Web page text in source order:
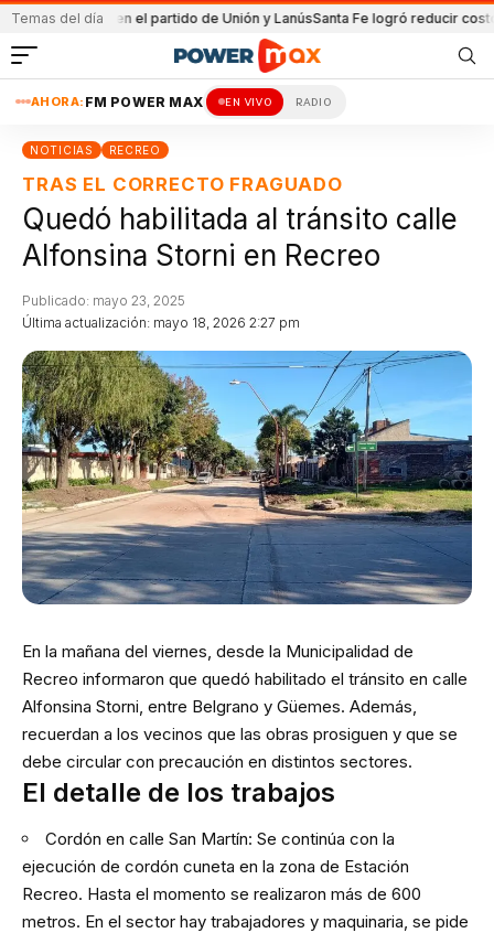
Temas del día
Detenida en el partido de Unión y Lanús Santa Fe logró reducir costo
AHORA: FM POWER MAX EN VIVO RADIO
NOTICIAS RECREO
TRAS EL CORRECTO FRAGUADO
Quedó habilitada al tránsito calle
Alfonsina Storni en Recreo
Última actualización: mayo 18, 2026 2:27 pm
Publicado: mayo 23, 2025
En la mañana del viernes, desde la Municipalidad de
Recreo informaron que quedó habilitado el tránsito en calle
Alfonsina Storni, entre Belgrano y Güemes. Además,
recuerdan a los vecinos que las obras prosiguen y que se
debe circular con precaución en distintos sectores.
El detalle de los trabajos
Cordón en calle San Martín: Se continúa con la
ejecución de cordón cuneta en la zona de Estación
Recreo. Hasta el momento se realizaron más de 600
metros. En el sector hay trabajadores y maquinaria, se pide